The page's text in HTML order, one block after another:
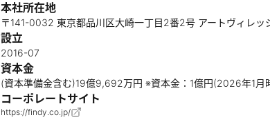
本社所在地
〒141-0032 東京都品川区大崎一丁目2番2号 アートヴィレッ
設立
2016-07
資本金
(資本準備金含む)19億9,692万円 ※資本金：1億円(2026年1月
コーポレートサイト
https://findy.co.jp/